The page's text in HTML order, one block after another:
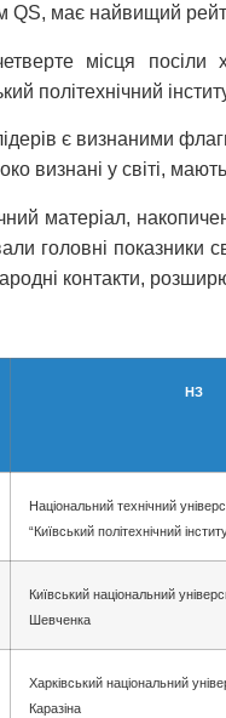
QS, має найвищий
місця посіли
політехнічний
є визнаними
визнані у світі, мають
матеріал,
головні показники
контакти,
НЗ
Національний технічний
“Київський політехнічний
Київський національний
Шевченка
Харківський національний
Каразіна